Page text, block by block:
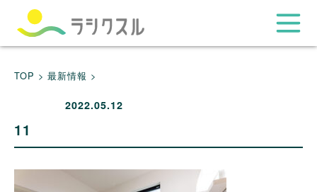
TOP > 最新情報 >
2022.05.12
11